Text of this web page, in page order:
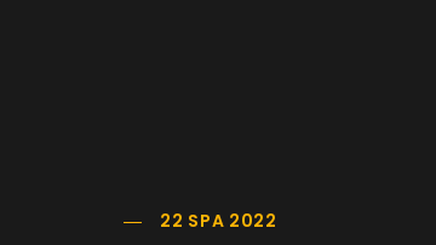
22 SPA 2022